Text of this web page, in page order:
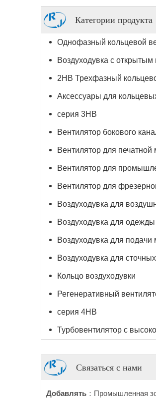
Категории продукта
серия 3HB
Вентилятор бокового
Кольцо воздуходувки
Регенеративный
серия 4HB
Связаться с нами
Добавлять ：Промышленная